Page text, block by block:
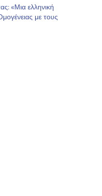
«Μια ελληνική
με τους